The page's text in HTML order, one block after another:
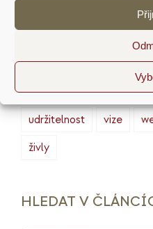
produktivita
služby
sociální sítě
udržitelnost
vize
živly
HLEDAT V